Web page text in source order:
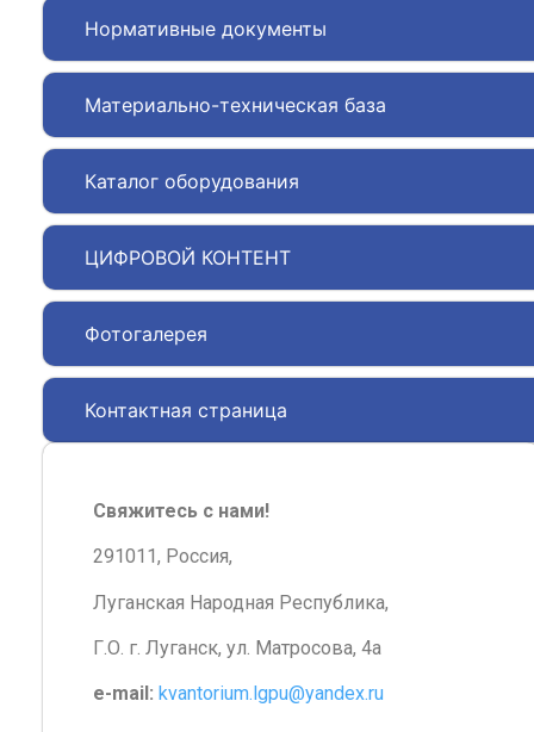
Нормативные документы
Материально-техническая база
Каталог оборудования
ЦИФРОВОЙ КОНТЕНТ
Фотогалерея
Контактная страница
Свяжитесь с нами!
291011, Россия,
Луганская Народная Республика,
Г.О. г. Луганск, ул. Матросова, 4а
e-mail: kvantorium.lgpu@yandex.ru